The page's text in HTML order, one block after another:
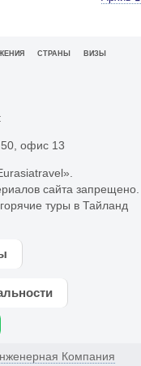
СТРАНЫ
ВИЗЫ
офис 13
сайта запрещено.
горячие туры в Тайланд
Компания